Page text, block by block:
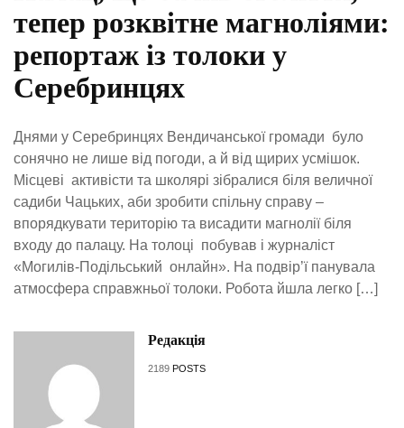
тепер розквітне магноліями:
репортаж із толоки у
Серебринцях
Днями у Серебринцях Вендичанської громади було
сонячно не лише від погоди, а й від щирих усмішок.
Місцеві активісти та школярі зібралися біля величної
садиби Чацьких, аби зробити спільну справу –
впорядкувати територію та висадити магнолії біля
входу до палацу. На толоці побував і журналіст
«Могилів-Подільський онлайн». На подвір’ї панувала
атмосфера справжньої толоки. Робота йшла легко […]
Редакція
2189 POSTS